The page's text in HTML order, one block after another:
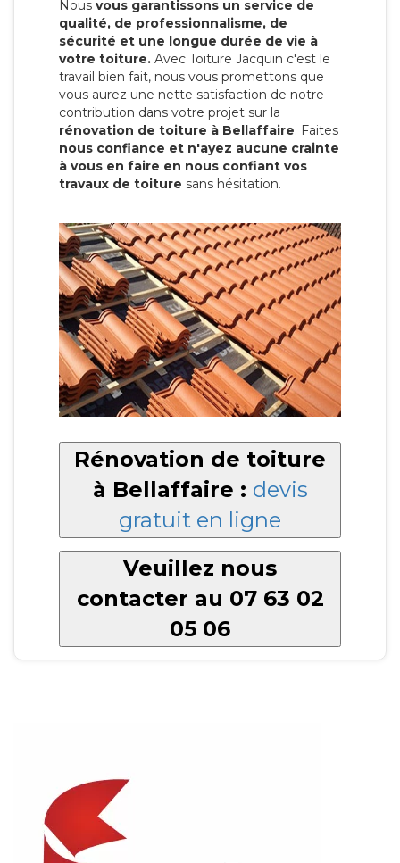
Nous vous garantissons un service de
qualité, de professionnalisme, de
sécurité et une longue durée de vie à
votre toiture. Avec Toiture Jacquin c'est le
travail bien fait, nous vous promettons que
vous aurez une nette satisfaction de notre
contribution dans votre projet sur la
rénovation de toiture à Bellaffaire. Faites
nous confiance et n'ayez aucune crainte
à vous en faire en nous confiant vos
travaux de toiture sans hésitation.
Rénovation de toiture
à Bellaffaire : devis
gratuit en ligne
Veuillez nous
contacter au 07 63 02
05 06